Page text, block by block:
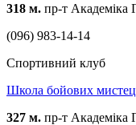
318 м. пр-т Академіка
(096) 983-14-14
Спортивний клуб
Школа бойових
327 м. пр-т Академіка